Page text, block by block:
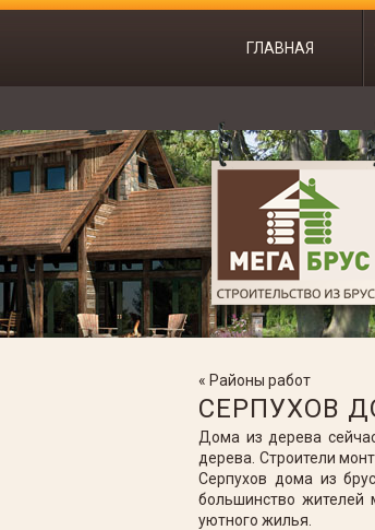
ГЛАВНАЯ
« Районы работ
СЕРПУХОВ
Дома из дерева
дерева. Строители
Серпухов дома из
большинство жителей
уютного жилья.